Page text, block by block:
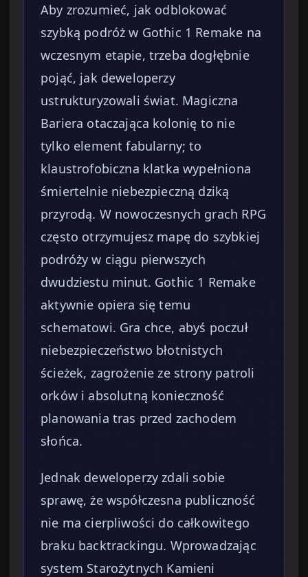
Aby zrozumieć, jak odblokować
szybką podróż w Gothic 1 Remake na
wczesnym etapie, trzeba dogłębnie
pojąć, jak deweloperzy
ustrukturyzowali świat. Magiczna
Bariera otaczająca kolonię to nie
tylko element fabularny; to
klaustrofobiczna klatka wypełniona
śmiertelnie niebezpieczną dziką
przyrodą. W nowoczesnych grach RPG
często otrzymujesz mapę do szybkiej
podróży w ciągu pierwszych
dwudziestu minut. Gothic 1 Remake
aktywnie opiera się temu
schematowi. Gra chce, abyś poczuł
niebezpieczeństwo błotnistych
ścieżek, zagrożenie ze strony patroli
orków i absolutną konieczność
planowania tras przed zachodem
słońca.
Jednak deweloperzy zdali sobie
sprawę, że współczesna publiczność
nie ma cierpliwości do całkowitego
braku backtrackingu. Wprowadzając
system Starożytnych Kamieni